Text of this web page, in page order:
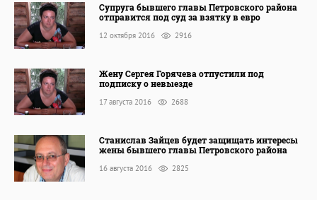
Супруга бывшего главы Петровского района
отправится под суд за взятку в евро
12 октября 2016 2916
Жену Сергея Горячева отпустили под
подписку о невыезде
17 августа 2016 2688
Станислав Зайцев будет защищать интересы
жены бывшего главы Петровского района
16 августа 2016 2825